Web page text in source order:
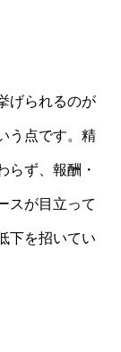
げられるのが
う点です。精
らず、報酬・
スが目立って
下を招いてい